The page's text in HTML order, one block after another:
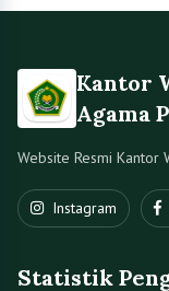
Kantor
Agama
Website Resmi Kantor
Instagram
Statistik